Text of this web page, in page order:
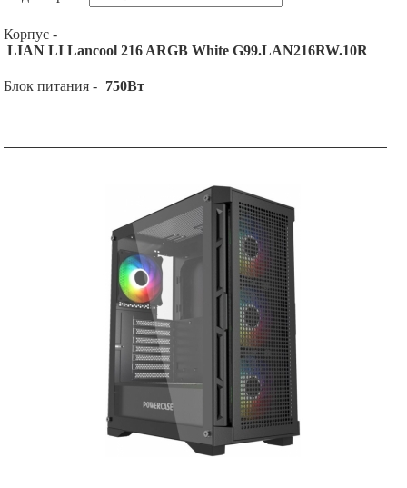
Корпус -
LIAN LI Lancool 216 ARGB White G99.LAN216RW.10R
Блок питания - 750Вт